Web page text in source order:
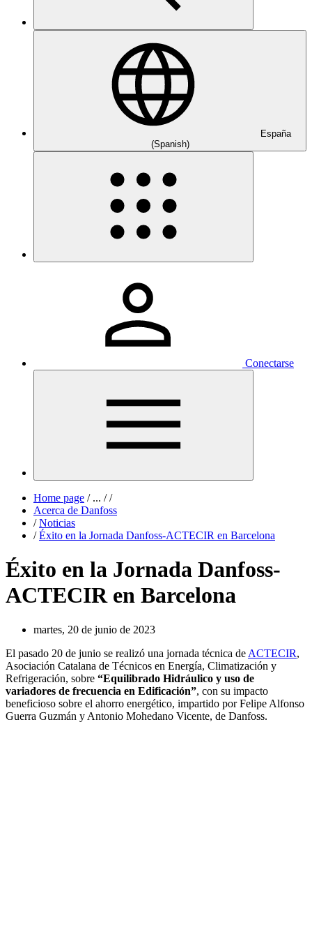
España
(Spanish)
Conectarse
Home page /... / /
Acerca de Danfoss
/ Noticias
/ Éxito en la Jornada Danfoss-ACTECIR en Barcelona
Éxito en la Jornada Danfoss-
ACTECIR en Barcelona
martes, 20 de junio de 2023
El pasado 20 de junio se realizó una jornada técnica de ACTECIR,
Asociación Catalana de Técnicos en Energía, Climatización y
Refrigeración, sobre “Equilibrado Hidráulico y uso de
variadores de frecuencia en Edificación”, con su impacto
beneficioso sobre el ahorro energético, impartido por Felipe Alfonso
Guerra Guzmán y Antonio Mohedano Vicente, de Danfoss.